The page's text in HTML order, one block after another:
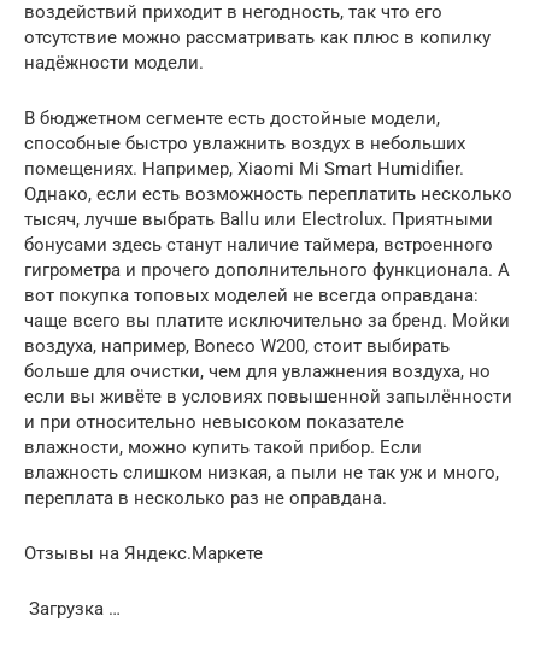
воздействий приходит в негодность, так что его
отсутствие можно рассматривать как плюс в копилку
надёжности модели.
В бюджетном сегменте есть достойные модели,
способные быстро увлажнить воздух в небольших
помещениях. Например, Xiaomi Mi Smart Humidifier.
Однако, если есть возможность переплатить несколько
тысяч, лучше выбрать Ballu или Electrolux. Приятными
бонусами здесь станут наличие таймера, встроенного
гигрометра и прочего дополнительного функционала. А
вот покупка топовых моделей не всегда оправдана:
чаще всего вы платите исключительно за бренд. Мойки
воздуха, например, Boneco W200, стоит выбирать
больше для очистки, чем для увлажнения воздуха, но
если вы живёте в условиях повышенной запылённости
и при относительно невысоком показателе
влажности, можно купить такой прибор. Если
влажность слишком низкая, а пыли не так уж и много,
переплата в несколько раз не оправдана.
Отзывы на Яндекс.Маркете
Загрузка …